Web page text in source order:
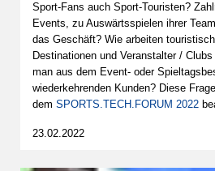
Sport-Fans auch Sport-Touristen?
Events, zu Auswärtsspielen ihrer
das Geschäft? Wie arbeiten
Destinationen und Veranstalter /
man aus dem Event- oder
wiederkehrenden Kunden? Diese
dem SPORTS.TECH.FORUM 2022
23.02.2022